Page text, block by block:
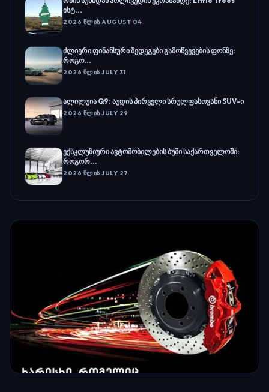
ისტ...
2026 ᲬᲚᲘᲡ AUGUST 04
ძლიერი ფინანსური შედეგები გამოწვევების ფონზე:
როგო...
2026 ᲬᲚᲘᲡ JULY 31
ალილუია Q9: აუდის პირველი სრულფასოვანი SUV-ი
2026 ᲬᲚᲘᲡ JULY 29
ექსკლუზიური ავტომობილების ბუმი საქართველოში:
როგორ...
2026 ᲬᲚᲘᲡ JULY 27